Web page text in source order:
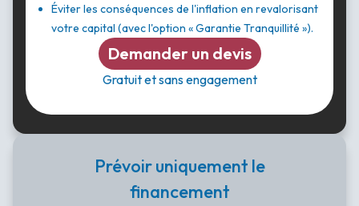
Éviter les conséquences de l'inflation en revalorisant
votre capital (avec l'option « Garantie Tranquillité »).
Demander un devis
Gratuit et sans engagement
Prévoir uniquement le
financement